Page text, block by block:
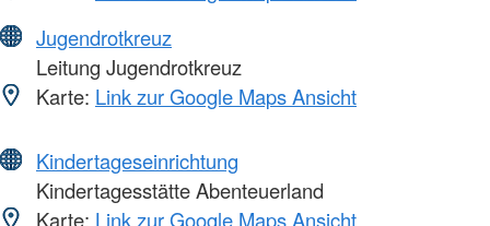
Jugendrotkreuz
Leitung Jugendrotkreuz
Karte: Link zur Google Maps Ansicht
Kindertageseinrichtung
Kindertagesstätte Abenteuerland
Karte: Link zur Google Maps Ansicht